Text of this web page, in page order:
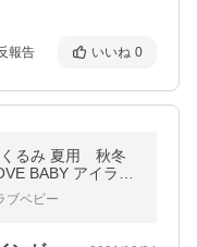
報告 いいね 0
るみ 夏用 秋冬
BABY アイラブ
ブベビー